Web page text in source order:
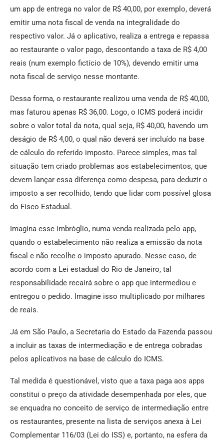
um app de entrega no valor de R$ 40,00, por exemplo, deverá
emitir uma nota fiscal de venda na integralidade do
respectivo valor. Já o aplicativo, realiza a entrega e repassa
ao restaurante o valor pago, descontando a taxa de R$ 4,00
reais (num exemplo fictício de 10%), devendo emitir uma
nota fiscal de serviço nesse montante.
Dessa forma, o restaurante realizou uma venda de R$ 40,00,
mas faturou apenas R$ 36,00. Logo, o ICMS poderá incidir
sobre o valor total da nota, qual seja, R$ 40,00, havendo um
deságio de R$ 4,00, o qual não deverá ser incluído na base
de cálculo do referido imposto. Parece simples, mas tal
situação tem criado problemas aos estabelecimentos, que
devem lançar essa diferença como despesa, para deduzir o
imposto a ser recolhido, tendo que lidar com possível glosa
do Fisco Estadual.
Imagina esse imbróglio, numa venda realizada pelo app,
quando o estabelecimento não realiza a emissão da nota
fiscal e não recolhe o imposto apurado. Nesse caso, de
acordo com a Lei estadual do Rio de Janeiro, tal
responsabilidade recairá sobre o app que intermediou e
entregou o pedido. Imagine isso multiplicado por milhares
de reais.
Já em São Paulo, a Secretaria do Estado da Fazenda passou
a incluir as taxas de intermediação e de entrega cobradas
pelos aplicativos na base de cálculo do ICMS.
Tal medida é questionável, visto que a taxa paga aos apps
constitui o preço da atividade desempenhada por eles, que
se enquadra no conceito de serviço de intermediação entre
os restaurantes, presente na lista de serviços anexa à Lei
Complementar 116/03 (Lei do ISS) e, portanto, na esfera da